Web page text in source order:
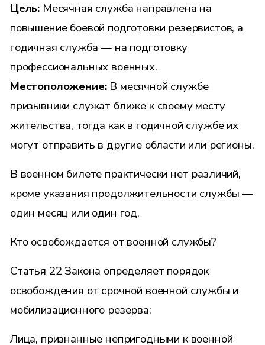
Цель: Месячная служба направлена на
повышение боевой подготовки резервистов, а
годичная служба — на подготовку
профессиональных военных.
Местоположение:В месячной службе
призывники служат ближе к своему месту
жительства, тогда как в годичной службе их
могут отправить в другие области или регионы.
В военном билете практически нет различий,
кроме указания продолжительности службы —
один месяц или один год.
Кто освобождается от военной службы?
Статья 22 Закона определяет порядок
освобождения от срочной военной службы и
мобилизационного резерва:
Лица, признанные непригодными к военной